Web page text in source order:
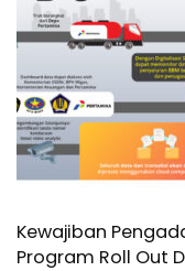
Kewajiban
Program Roll Out